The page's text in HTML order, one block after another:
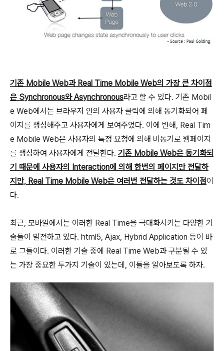
기존 Mobile Web과 Real Time Mobile Web의 가장 큰 차이점
은 Synchronous와 Asynchronous라고 할 수 있다. 기존 Mobil
e Web에서는 브라우저 안의 사용자 클릭에 의해 동기화되어 페
이지를 생성해주고 사용자에게 보여주었다. 이에 반해, Real Tim
e Mobile Web은 사용자의 특정 요청에 의해 비동기로 웹페이지
를 생성하여 사용자에게 전달한다. 기존 Mobile Web은 동기화되
기 때문에 사용자의 Interaction에 의해 한번의 페이지만 전달하
지만, Real Time Mobile Web은 여러번 전달하는 것도 차이점이
다.
최근, 모바일에서는 이러한 Real Time을 극대화시키는 다양한 기
술들이 발전하고 있다. html5, Ajax, Hybrid Application 등이 바
로 그들이다. 이러한 기술 중에 Real Time Web과 구분될 수 있
는 가장 중요한 두가지 기술이 있는데, 이들을 알아보도록 하자.